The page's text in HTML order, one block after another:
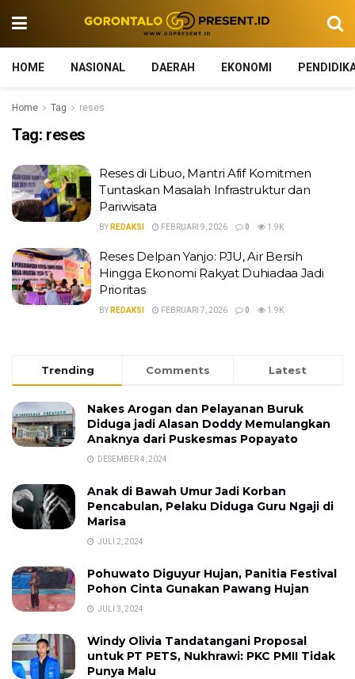
HOME NASIONAL DAERAH EKONOMI
Home Tag reses
Tag: reses
Reses di Libuo, Mantri Afif Komitmen
Tuntaskan Masalah Infrastruktur dan
Pariwisata
BY REDAKSI FEBRUARI 9, 2026 0 1.9K
Reses Delpan Yanjo: PJU, Air Bersih
Hingga Ekonomi Rakyat Duhiadaa Jadi
Prioritas
BY REDAKSI FEBRUARI 7, 2026 0 1.9K
Trending Comments Latest
Nakes Arogan dan Pelayanan Buruk
Diduga jadi Alasan Doddy Memulangkan
Anaknya dari Puskesmas Popayato
DESEMBER 4, 2024
Anak di Bawah Umur Jadi Korban
Pencabulan, Pelaku Diduga Guru Ngaji di
Marisa
JULI 2, 2024
Pohuwato Diguyur Hujan, Panitia Festival
Pohon Cinta Gunakan Pawang Hujan
JULI 3, 2024
Windy Olivia Tandatangani Proposal
untuk PT PETS, Nukhrawi: PKC PMII Tidak
Punya Malu